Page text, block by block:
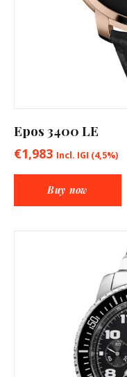
Epos 3400 LE
€1,983 Incl. IGI (4,5%)
Buy now